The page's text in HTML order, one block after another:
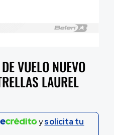
VUELO NUEVO
LAUREL
ysolicita tu